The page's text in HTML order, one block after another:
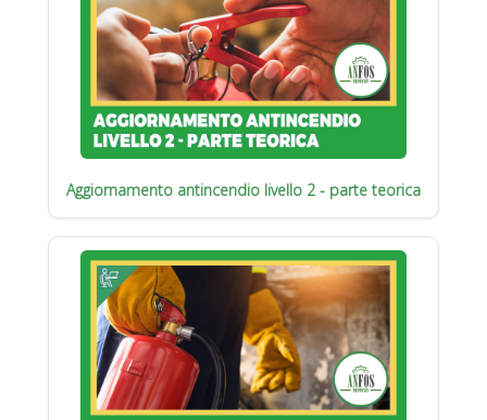
Aggiornamento antincendio livello 2 - parte teorica